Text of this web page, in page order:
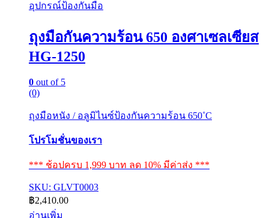
อุปกรณ์ป้องกันมือ
ถุงมือกันความร้อน 650 องศาเซลเซียส
HG-1250
0 out of 5
(0)
ถุงมือหนัง / อลูมิไนซ์ป้องกันความร้อน 650˚C
โปรโมชั่นของเรา
*** ช้อปครบ 1,999 บาท ลด 10% มีค่าส่ง ***
SKU: GLVT0003
฿2,410.00
อ่านเพิ่ม